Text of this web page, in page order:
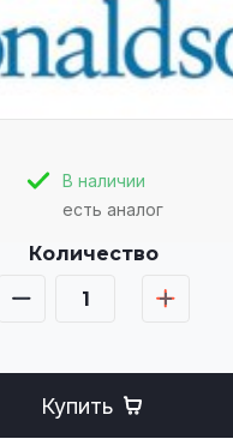
В наличии
есть аналог
Количество
Купить